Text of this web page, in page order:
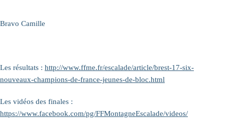
Bravo Camille
Les résultats : http://www.ffme.fr/escalade/article/brest-17-six-
nouveaux-champions-de-france-jeunes-de-bloc.html
Les vidéos des finales :
https://www.facebook.com/pg/FFMontagneEscalade/videos/